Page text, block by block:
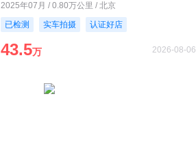
2025年07月 / 0.80万公里 / 北京
已检测
实车拍摄 认证好店
43.5万 2026-08-06